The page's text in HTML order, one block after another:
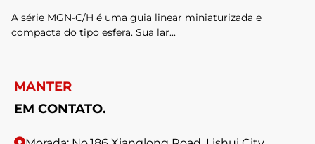
A série MGN-C/H é uma guia linear miniaturizada e
compacta do tipo esfera. Sua lar...
MANTER
EM CONTATO.